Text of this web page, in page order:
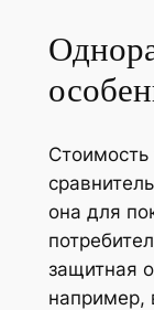
она для
защитная
например,